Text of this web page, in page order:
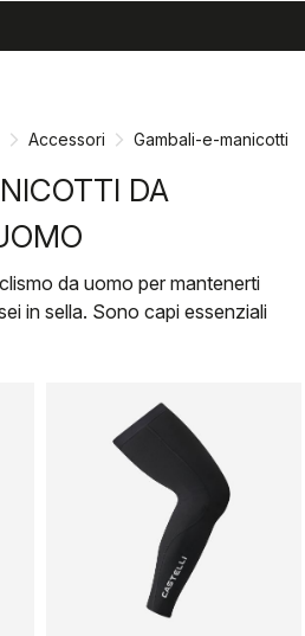
Accessori Gambali-e-manicotti
DA
da uomo per mantenerti
in sella. Sono capi essenziali